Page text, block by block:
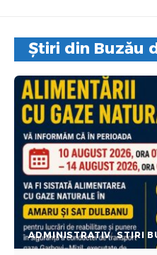
Știri din Buzău
ADMINISTRATIV STIRI